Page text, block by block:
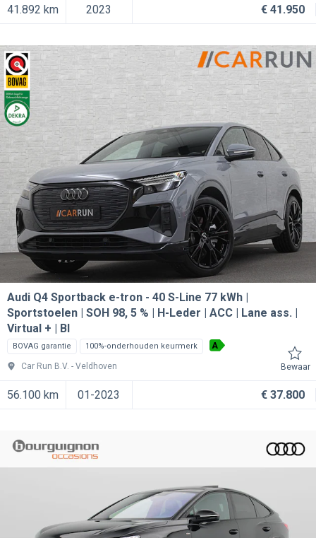
41.892 km 2023 € 41.950
Audi Q4 Sportback e-tron
40 S-Line 77 kWh |
Sportstoelen | SOH 98, 5 % | H-Leder | ACC | Lane ass. |
Virtual + | Bl
BOVAG garantie 100%-onderhouden keurmerk A
Car Run B.V. Veldhoven Bewaar
56.100 km 01-2023 € 37.800